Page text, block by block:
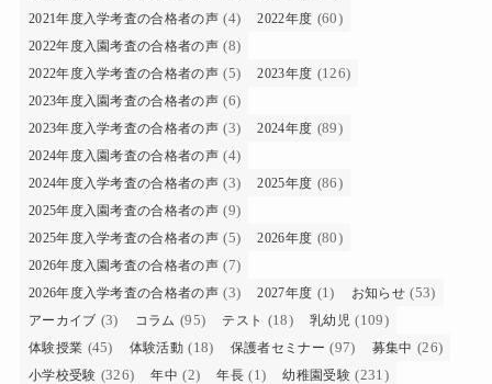
2021年度入学考査の合格者の声 (4) 2022年度 (60)
2022年度入園考査の合格者の声 (8)
2022年度入学考査の合格者の声 (5) 2023年度 (126)
2023年度入園考査の合格者の声 (6)
2023年度入学考査の合格者の声 (3) 2024年度 (89)
2024年度入園考査の合格者の声 (4)
2024年度入学考査の合格者の声 (3) 2025年度 (86)
2025年度入園考査の合格者の声 (9)
2025年度入学考査の合格者の声 (5) 2026年度 (80)
2026年度入園考査の合格者の声 (7)
2026年度入学考査の合格者の声 (3) 2027年度 (1) お知らせ (53)
アーカイブ (3) コラム (95) テスト (18) 乳幼児 (109)
体験授業 (45) 体験活動 (18) 保護者セミナー (97) 募集中 (26)
小学校受験 (326) 年中 (2) 年長 (1) 幼稚園受験 (231)